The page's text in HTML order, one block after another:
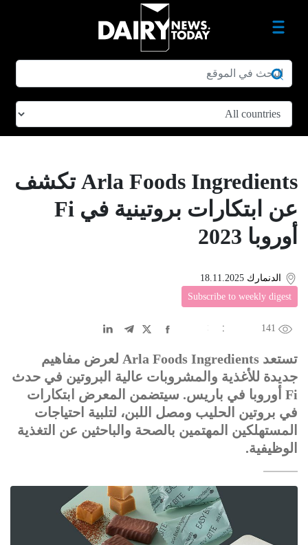
Arla Foods Ingredients تكشف
عن ابتكارات بروتينية في Fi
أوروبا 2023
الدنمارك 18.11.2025
Subscribe to weekly digest
141
中文
DE عربى
تستعد Arla Foods Ingredients لعرض مفاهيم
جديدة للأغذية والمشروبات عالية البروتين في حدث
Fi أوروبا في باريس. سيتضمن المعرض ابتكارات
في بروتين الحليب ومصل اللبن، لتلبية احتياجات
المستهلكين المهتمين بالصحة والباحثين عن التغذية
الوظيفية.